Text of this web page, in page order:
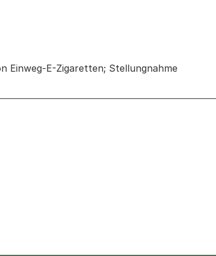
Einweg-E-Zigaretten; Stellungnahme